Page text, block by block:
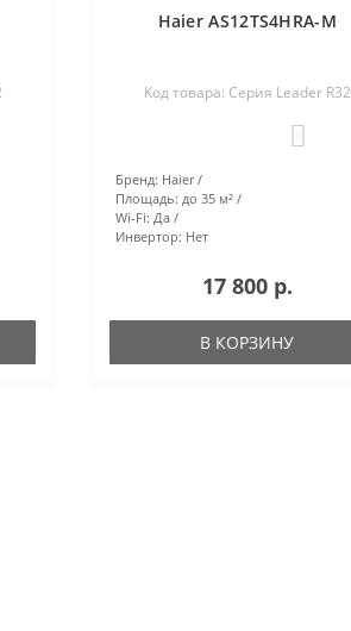
Haier AS12TS4HRA-M
Код товара: Серия Leader R32
Бренд: Haier
Площадь: до 35 м²
Wi-Fi: Да
Инвертор: Нет
17 800 р.
В КОРЗИНУ